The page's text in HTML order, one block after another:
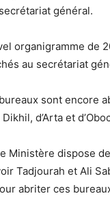
général.
organigramme de
au secrétariat
sont encore
d’Arta et
Ministère dispose
Tadjourah et Ali
abriter ces